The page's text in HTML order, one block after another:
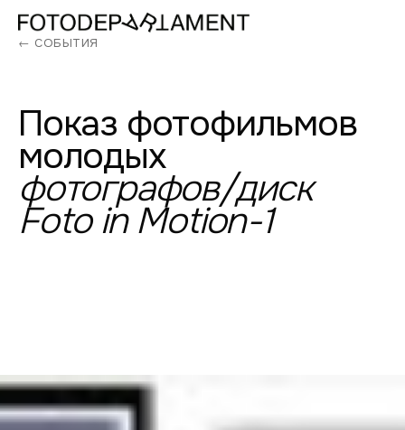
← СОБЫТИЯ
Показ фотофильмов
молодых
фотографов/диск
Foto in Motion-1